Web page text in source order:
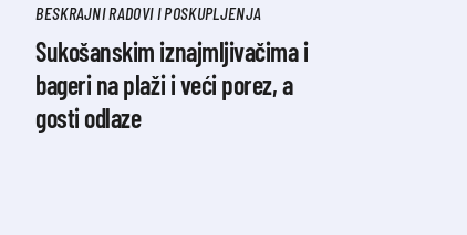
BESKRAJNI RADOVI I POSKUPLJENJA
Sukošanskim iznajmljivačima i
bageri na plaži i veći porez, a
gosti odlaze